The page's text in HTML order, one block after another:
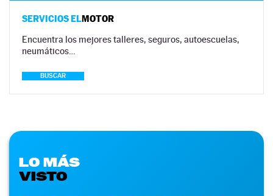
SERVICIOS ELMOTOR
Encuentra los mejores talleres, seguros, autoescuelas,
neumáticos…
BUSCAR
LO MÁS
VISTO